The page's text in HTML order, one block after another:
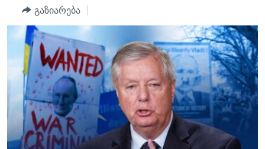
ᲛᲡᲝᲤᲚᲘᲝ
ᲕᲘᲓᲔᲝᲔᲑᲘ
ᲒᲐᲓᲐᲪᲔᲛᲔᲑᲘ
ᲕᲐᲨᲘᲜᲒᲢᲝᲜᲘ ᲓᲦᲔᲡ
ᲮᲔᲓᲕᲐ ᲕᲐᲨᲘᲜᲒᲢᲝᲜᲘᲓᲐᲜ
ᲡᲢᲣᲓᲘᲐ ᲕᲐᲨᲘᲜᲒᲢᲝᲜᲘ
ᲡᲮᲕᲐ ᲡᲘᲐᲮᲚᲔᲔᲑᲘ
ᲞᲝᲚᲘᲢᲘᲙᲐ
ᲔᲙᲝᲜᲝᲛᲘᲙᲐ
ᲯᲐᲜᲛᲠᲗᲔᲚᲝᲑᲐ
ᲠᲣᲡᲔᲗᲘᲡ ᲨᲔᲭᲠᲐ ᲣᲙᲠᲐᲘᲜᲐᲨᲘ
Learning English
გაზიარება